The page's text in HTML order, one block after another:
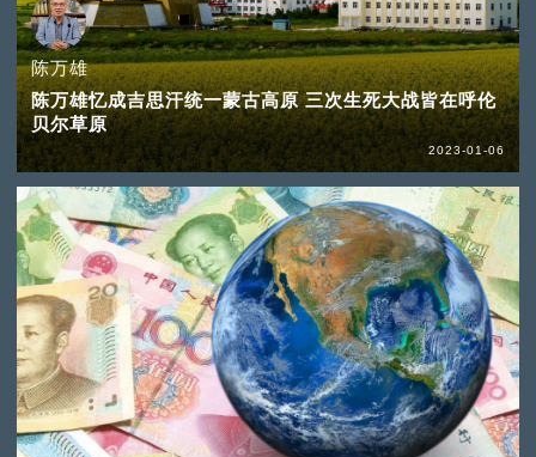
陈万雄
陈万雄忆成吉思汗统一蒙古高原 三次生死大战皆在呼伦
贝尔草原
2023-01-06